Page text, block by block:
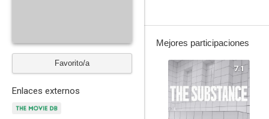
Favorito/a
Enlaces externos
Mejores participaciones
7.1